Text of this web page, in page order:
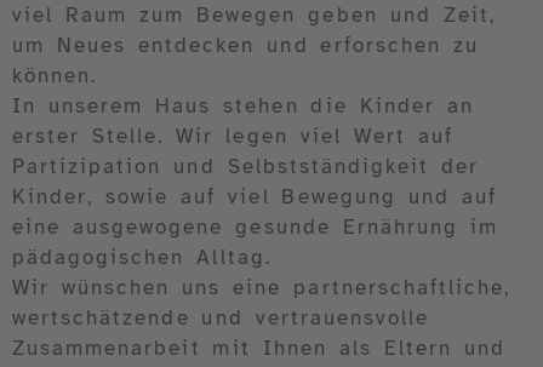
viel Raum zum Bewegen geben und Zeit,
um Neues entdecken und erforschen zu
können.
In unserem Haus stehen die Kinder an
erster Stelle. Wir legen viel Wert auf
Partizipation und Selbstständigkeit der
Kinder, sowie auf viel Bewegung und auf
eine ausgewogene gesunde Ernährung im
pädagogischen Alltag.
Wir wünschen uns eine partnerschaftliche,
wertschätzende und vertrauensvolle
Zusammenarbeit mit Ihnen als Eltern und